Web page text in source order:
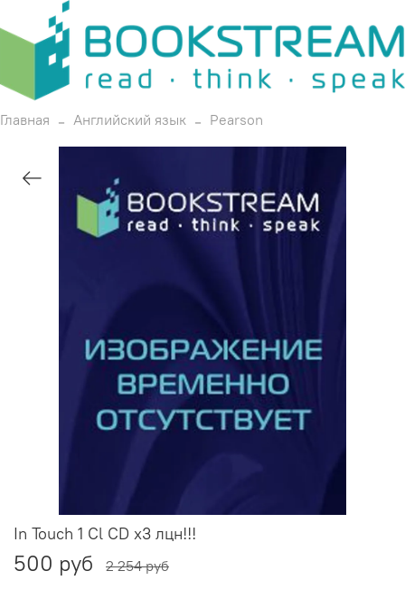
Главная Английский язык Pearson
In Touch 1 Cl CD x3 лцн!!!
500 руб 2 254 руб